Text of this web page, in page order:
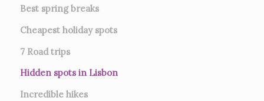
Best spring breaks
Cheapest holiday spots
7 Road trips
Hidden spots in Lisbon
Incredible hikes